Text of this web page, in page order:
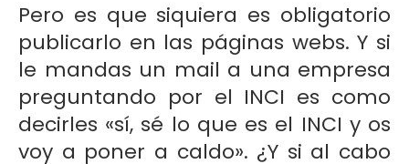
Pero es que siquiera es obligatorio
publicarlo en las páginas webs. Y si
le mandas un mail a una empresa
preguntando por el INCI es como
decirles «sí, sé lo que es el INCI y os
voy a poner a caldo». ¿Y si al cabo